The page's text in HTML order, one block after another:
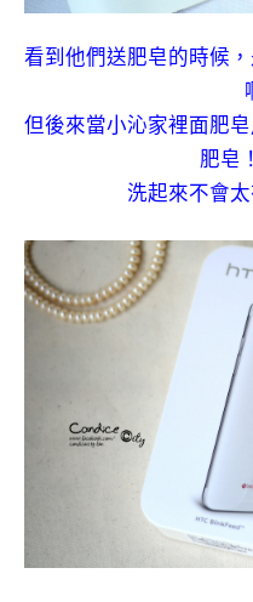
看到他們送肥皂的時候
但後來當小沁家裡面肥
肥皂
洗起來不會